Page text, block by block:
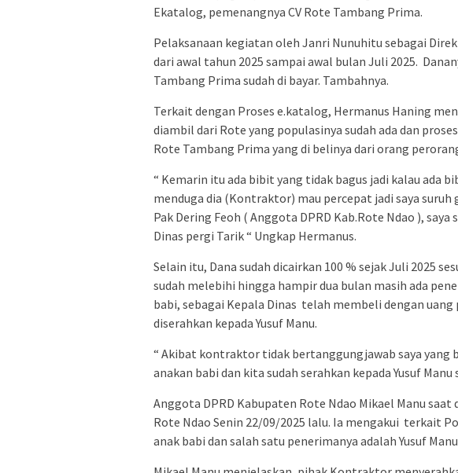
Ekatalog, pemenangnya CV Rote Tambang Prima.
Pelaksanaan kegiatan oleh Janri Nunuhitu sebagai
dari awal tahun 2025 sampai awal bulan Juli 2025.
Tambang Prima sudah di bayar. Tambahnya.
Terkait dengan Proses e.katalog, Hermanus Haning
diambil dari Rote yang populasinya sudah ada dan
Rote Tambang Prima yang di belinya dari orang
“ Kemarin itu ada bibit yang tidak bagus jadi kalau ada
menduga dia (Kontraktor) mau percepat jadi saya
Pak Dering Feoh ( Anggota DPRD Kab.Rote Ndao ), saya
Dinas pergi Tarik “ Ungkap Hermanus.
Selain itu, Dana sudah dicairkan 100 % sejak Juli 2025
sudah melebihi hingga hampir dua bulan masih ada
babi, sebagai Kepala Dinas telah membeli dengan
diserahkan kepada Yusuf Manu.
“ Akibat kontraktor tidak bertanggungjawab saya yang
anakan babi dan kita sudah serahkan kepada Yusuf
Anggota DPRD Kabupaten Rote Ndao Mikael Manu saat
Rote Ndao Senin 22/09/2025 lalu. Ia mengakui terkait
anak babi dan salah satu penerimanya adalah Yusuf